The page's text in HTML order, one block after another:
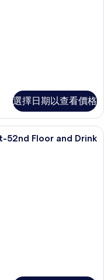
選擇日期以查看價格
、埃及棉床單、高級寢具、客
52nd Floor and Drink